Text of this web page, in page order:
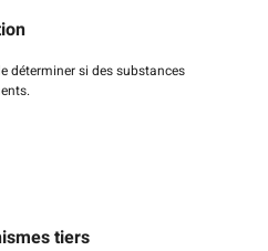
déterminer si des substances
tiers